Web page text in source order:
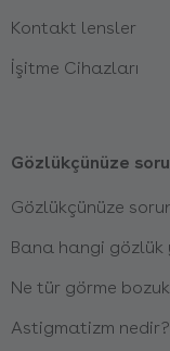
Kontakt lensler
İşitme Cihazları
Gözlükçünüze
Gözlükçünüze
Bana hangi gözlük
Ne tür görme
Astigmatizm nedir?